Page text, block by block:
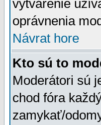
vytvárenie
oprávnenia
Návrat hore
Kto sú to
Moderátori sú
chod fóra
zamykať/